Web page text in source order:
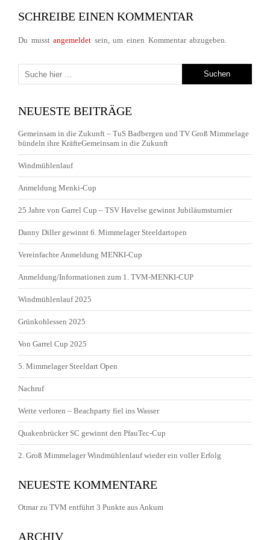
SCHREIBE EINEN KOMMENTAR
Du musstangemeldet sein, um einen Kommentar abzugeben.
NEUESTE BEITRÄGE
Gemeinsam in die Zukunft – TuS Badbergen und TV Groß Mimmelage
bündeln ihre KräfteGemeinsam in die Zukunft
Windmühlenlauf
Anmeldung Menki-Cup
25 Jahre von Garrel Cup – TSV Havelse gewinnt Jubiläumsturnier
Danny Diller gewinnt 6. Mimmelager Steeldartopen
Vereinfachte Anmeldung MENKI-Cup
Anmeldung/Informationen zum 1. TVM-MENKI-CUP
Windmühlenlauf 2025
Grünkohlessen 2025
Von Garrel Cup 2025
5. Mimmelager Steeldart Open
Nachruf
Wette verloren – Beachparty fiel ins Wasser
Quakenbrücker SC gewinnt den PfauTec-Cup
2. Groß Mimmelager Windmühlenlauf wieder ein voller Erfolg
NEUESTE KOMMENTARE
Otmarzu TVM entführt 3 Punkte aus Ankum
ARCHIV